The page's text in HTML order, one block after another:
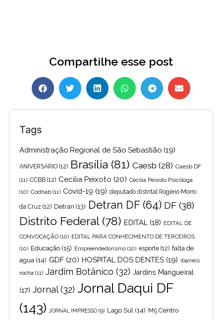
Compartilhe esse post
Tags
Administração Regional de São Sebastião (19)
ANIVERSARIO (12) Brasília (81) Caesb (28) Caesb DF
(11) CCBB (12) Cecilia Peixoto (20) Cecília Peixoto Psicóloga
(10) Codhab (11) Covid-19 (19) deputado distrital Rogério Morro
da Cruz (12) Detran (13) Detran DF(64) DF (38)
Distrito Federal(78) EDITAL (18) EDITAL DE
CONVOCAÇÃO (10) EDITAL PARA CONHECIMENTO DE TERCEIROS
(10) Educação (15) Empreendedorismo (10) esporte (12) falta de
agua (14) GDF (20) HOSPITAL DOS DENTES (19) ibaneis
rocha (11) Jardim Botânico (32) Jardins Mangueiral
(17) Jornal(32) Jornal Daqui DF
(143)
JORNAL IMPRESSO (9) Lago Sul (14) M5 Centro